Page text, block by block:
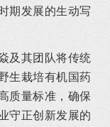
期发展的生动写
及其团队将传统
生栽培有机国药
质量标准，确保
守正创新发展的